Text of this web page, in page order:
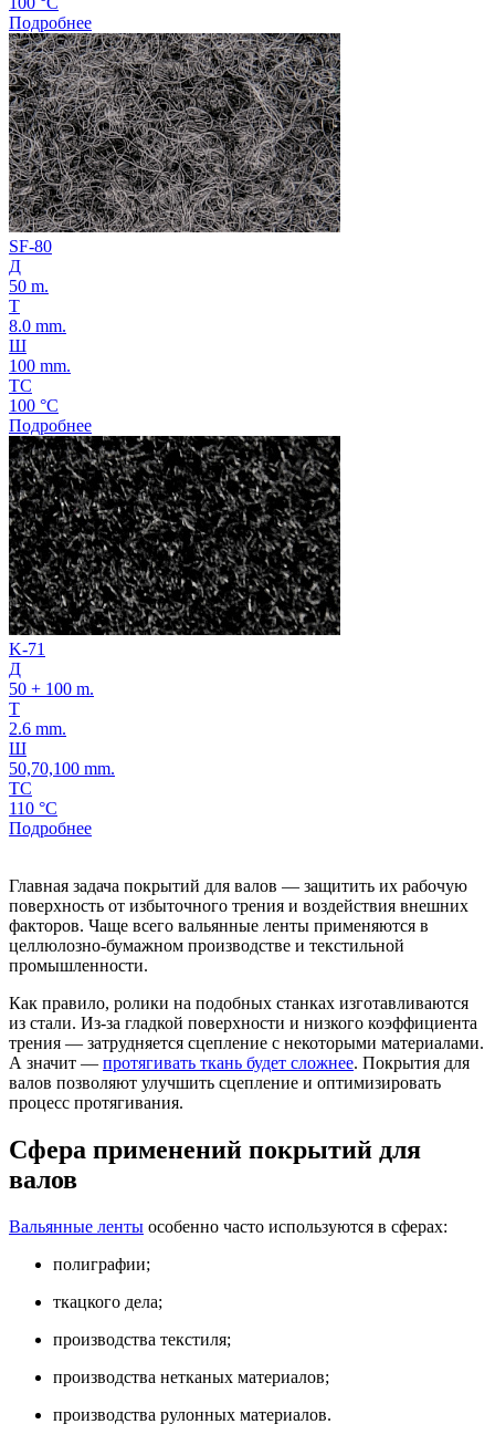
Подробнее
SF-80
Д
50 m.
Т
8.0 mm.
Ш
100 mm.
ТС
100 °C
Подробнее
K-71
Д
50 + 100 m.
Т
2.6 mm.
Ш
50,70,100 mm.
ТС
110 °C
Подробнее
Главная задача покрытий для валов — защитить их рабочую
поверхность от избыточного трения и воздействия внешних
факторов. Чаще всего вальянные ленты применяются в
целлюлозно-бумажном производстве и текстильной
промышленности.
Как правило, ролики на подобных станках изготавливаются
из стали. Из-за гладкой поверхности и низкого коэффициента
трения — затрудняется сцепление с некоторыми материалами.
А значит — протягивать ткань будет сложнее. Покрытия для
валов позволяют улучшить сцепление и оптимизировать
процесс протягивания.
Сфера применений покрытий для
валов
Вальянные ленты особенно часто используются в сферах:
полиграфии;
ткацкого дела;
производства текстиля;
производства нетканых материалов;
производства рулонных материалов.